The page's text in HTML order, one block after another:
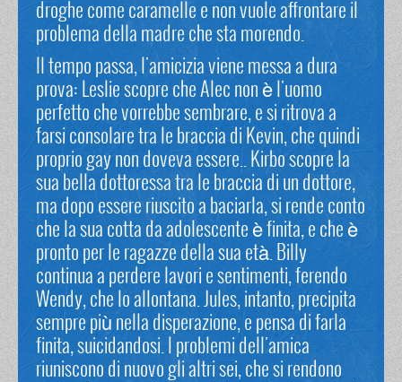
droghe come caramelle e non vuole affrontare il
problema della madre che sta morendo.
Il tempo passa, l'amicizia viene messa a dura
prova: Leslie scopre che Alec non è l'uomo
perfetto che vorrebbe sembrare, e si ritrova a
farsi consolare tra le braccia di Kevin, che quindi
proprio gay non doveva essere.. Kirbo scopre la
sua bella dottoressa tra le braccia di un dottore,
ma dopo essere riuscito a baciarla, si rende conto
che la sua cotta da adolescente è finita, e che è
pronto per le ragazze della sua età. Billy
continua a perdere lavori e sentimenti, ferendo
Wendy, che lo allontana. Jules, intanto, precipita
sempre più nella disperazione, e pensa di farla
finita, suicidandosi. I problemi dell'amica
riuniscono di nuovo gli altri sei, che si rendono